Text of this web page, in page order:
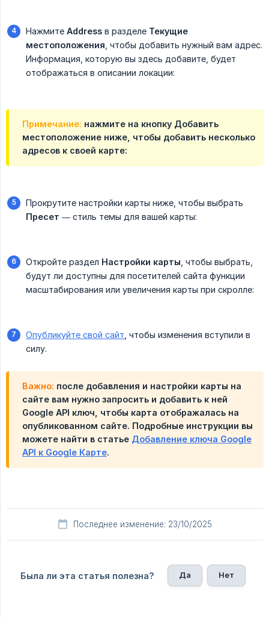
Нажмите Address в разделе Текущие
местоположения , чтобы добавить нужный вам адрес.
Информация, которую вы здесь добавите, будет
отображаться в описании локации:
Примечание: нажмите на кнопку Добавить
местоположение ниже, чтобы добавить несколько
адресов к своей карте:
Прокрутите настройки карты ниже, чтобы выбрать
Пресет — стиль темы для вашей карты:
Откройте раздел Настройки карты , чтобы выбрать,
будут ли доступны для посетителей сайта функции
масштабирования или увеличения карты при скролле:
Опубликуйте свой сайт , чтобы изменения вступили в
силу.
Важно: после добавления и настройки карты на
сайте вам нужно запросить и добавить к ней
Google API ключ, чтобы карта отображалась на
опубликованном сайте. Подробные инструкции вы
можете найти в статье Добавление ключа Google
API к Google Карте.
Последнее изменение: 23/10/2025
Была ли эта статья полезна? Да Нет